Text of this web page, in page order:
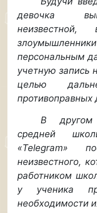
девочка
персональным
учетную запись
целью
противоправных
В другом
средней
«Telegram»
неизвестного,
работником
у ученика
необходимости